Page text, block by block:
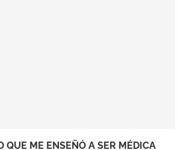
QUE ME ENSEÑÓ A SER MÉDICA